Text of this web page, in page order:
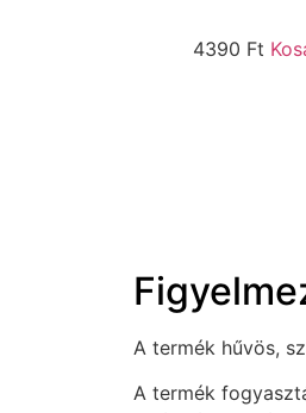
4390 Ft
A termék hűvös,
A termék